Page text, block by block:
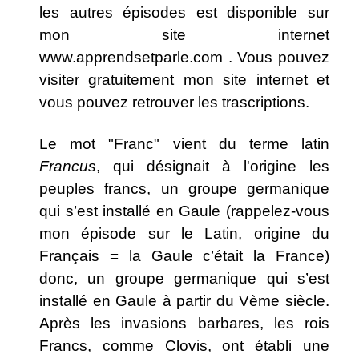
les autres épisodes est disponible sur
mon site internet
www.apprendsetparle.com . Vous pouvez
visiter gratuitement mon site internet et
vous pouvez retrouver les trascriptions.
Le mot "Franc" vient du terme latin
Francus, qui désignait à l'origine les
peuples francs, un groupe germanique
qui s’est installé en Gaule (rappelez-vous
mon épisode sur le Latin, origine du
Français = la Gaule c’était la France)
donc, un groupe germanique qui s’est
installé en Gaule à partir du Vème siècle.
Après les invasions barbares, les rois
Francs, comme Clovis, ont établi une